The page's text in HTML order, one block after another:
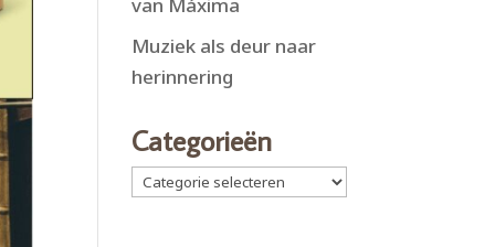
Muziek als deur naar
herinnering
Categorieën
Categorieën